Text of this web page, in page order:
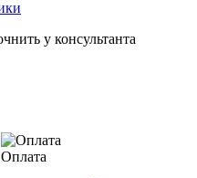
у консультанта
Оплата